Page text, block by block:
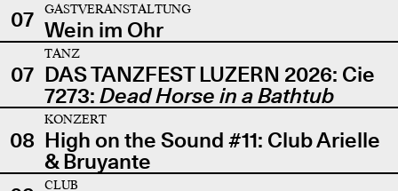
07
GASTVERANSTALTUNG
Wein im Ohr
07
TANZ
DAS TANZFEST LUZERN 2026: Cie
7273: Dead Horse in a Bathtub
08
KONZERT
High on the Sound #11: Club Arielle
& Bruyante
CLUB